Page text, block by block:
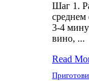
Шаг 1.
среднем
3-4
вино, ...
Read